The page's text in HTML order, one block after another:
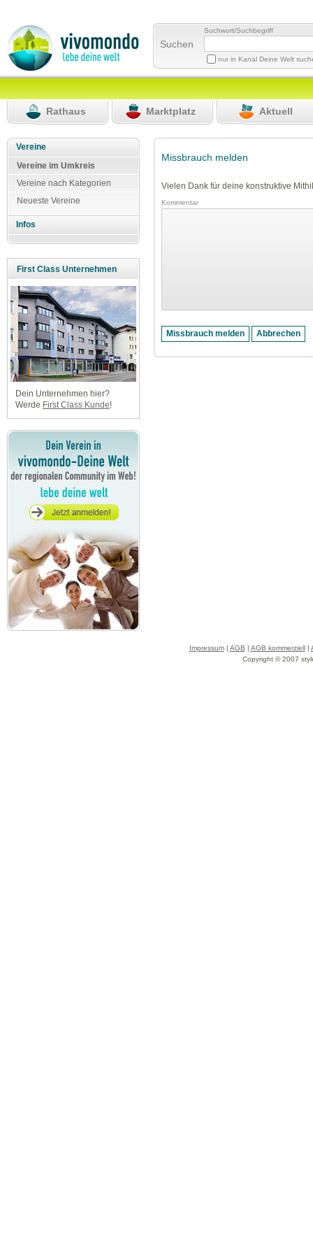
Suchen
Suchwort/Suchbegriff
nur in Kanal Deine Welt
Rathaus Marktplatz Aktuell
Vereine
Vereine im Umkreis
Vereine nach Kategorien
Neueste Vereine
Infos
First Class Unternehmen
Dein Unternehmen hier?
Werde First Class Kunde!
Missbrauch melden
Vielen Dank für deine konstruktive
Kommentar
Impressum| AGB | AGB kommerziell|
Copyright © 2007